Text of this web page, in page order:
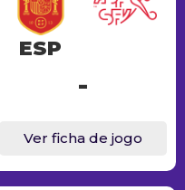
ESP
-
Ver ficha de jogo